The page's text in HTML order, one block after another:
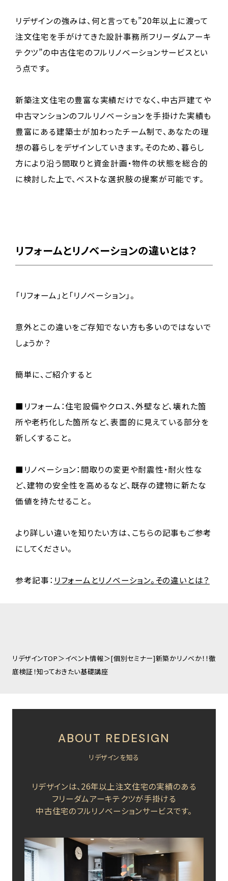
リデザインの強みは、何と言っても”20年以上に渡って
注文住宅を手がけてきた設計事務所フリーダムアーキ
テクツ”の中古住宅のフルリノベーションサービスとい
う点です。
新築注文住宅の豊富な実績だけでなく、中古戸建てや
中古マンションのフルリノベーションを手掛けた実績も
豊富にある建築士が加わったチーム制で、あなたの理
想の暮らしをデザインしていきます。そのため、暮らし
方により沿う間取りと資金計画・物件の状態を総合的
に検討した上で、ベストな選択肢の提案が可能です。
リフォームとリノベーションの違いとは？
「リフォーム」と「リノベーション」。
意外とこの違いをご存知でない方も多いのではないで
しょうか？
簡単に、ご紹介すると
■リフォーム：住宅設備やクロス、外壁など、壊れた箇
所や老朽化した箇所など、表面的に見えている部分を
新しくすること。
■リノベーション：間取りの変更や耐震性・耐火性な
ど、建物の安全性を高めるなど、既存の建物に新たな
価値を持たせること。
より詳しい違いを知りたい方は、こちらの記事もご参考
にしてください。
参考記事： リフォームとリノベーション。その違いとは？
リデザインTOP イベント情報
[個別セミナー]新築かリノベか！！徹
底検証！知っておきたい基礎講座
ABOUT REDESIGN
リデザインを知る
リデザインは、26年以上注文住宅の実績のある
フリーダムアーキテクツが手掛ける
中古住宅のフルリノベーションサービスです。